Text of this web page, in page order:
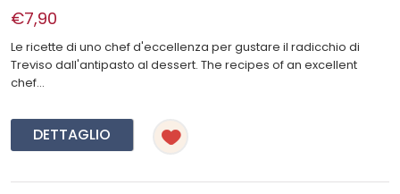
€7,90
Le ricette di uno chef d'eccellenza per gustare il radicchio di
Treviso dall'antipasto al dessert. The recipes of an excellent
chef...
DETTAGLIO